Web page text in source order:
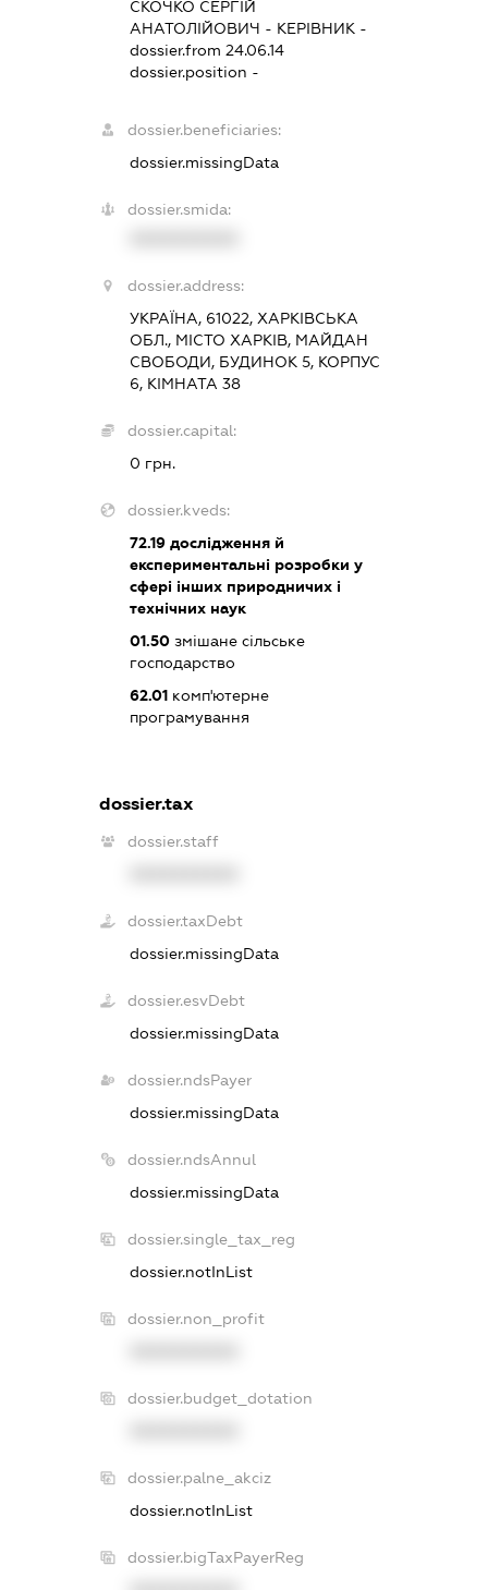
СКОЧКО СЕРГІЙ
АНАТОЛІЙОВИЧ - КЕРІВНИК -
dossier.from 24.06.14
dossier.position -
dossier.beneficiaries:
dossier.missingData
dossier.smida:
dossier.address:
УКРАЇНА, 61022, ХАРКІВСЬКА
ОБЛ., МІСТО ХАРКІВ, МАЙДАН
СВОБОДИ, БУДИНОК 5, КОРПУС
6, КІМНАТА 38
dossier.capital:
0 грн.
dossier.kveds:
72.19 дослідження й
експериментальні розробки у
сфері інших природничих і
технічних наук
01.50 змішане сільське
господарство
62.01 комп'ютерне
програмування
dossier.tax
dossier.staff
dossier.taxDebt
dossier.missingData
dossier.esvDebt
dossier.missingData
dossier.ndsPayer
dossier.missingData
dossier.ndsAnnul
dossier.missingData
dossier.single_tax_reg
dossier.notInList
dossier.non_profit
dossier.budget_dotation
dossier.palne_akciz
dossier.notInList
dossier.bigTaxPayerReg